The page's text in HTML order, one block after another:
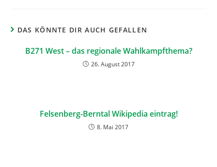
DAS KÖNNTE DIR AUCH GEFALLEN
B271 West – das regionale Wahlkampfthema?
26. August 2017
Felsenberg-Berntal Wikipedia eintrag!
8. Mai 2017